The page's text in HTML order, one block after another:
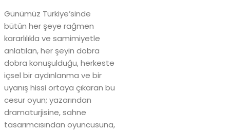
Günümüz Türkiye’sinde
bütün her şeye rağmen
kararlılıkla ve samimiyetle
anlatılan, her şeyin dobra
dobra konuşulduğu, herkeste
içsel bir aydınlanma ve bir
uyanış hissi ortaya çıkaran bu
cesur oyun; yazarından
dramaturjisine, sahne
tasarımcısından oyuncusuna,